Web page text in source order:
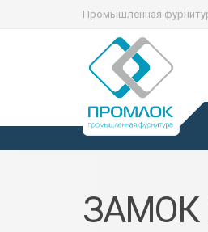
Промышленная
ЗАМОК